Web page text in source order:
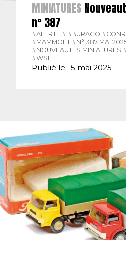
MINIATURES
n° 387
#ALERTE.#BBURAGO.
#MAMMOET.#N° 387 MAI
#NOUVEAUTÉS MINIATURES.
#WSI.
Publié le : 5 mai 2025